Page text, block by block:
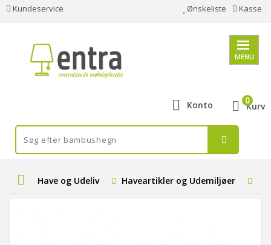
Kundeservice Ønskeliste Kasse
MENU
Konto Kurv
0
Have og Udeliv Haveartikler og Udemiljøer